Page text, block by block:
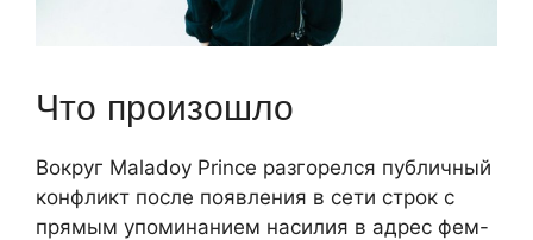
Что произошло
Вокруг Maladoy Prince разгорелся публичный
конфликт после появления в сети строк с
прямым упоминанием насилия в адрес фем-